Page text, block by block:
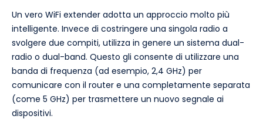
Un vero WiFi extender adotta un approccio molto più
intelligente. Invece di costringere una singola radio a
svolgere due compiti, utilizza in genere un sistema dual-
radio o dual-band. Questo gli consente di utilizzare una
banda di frequenza (ad esempio, 2,4 GHz) per
comunicare con il router e una completamente separata
(come 5 GHz) per trasmettere un nuovo segnale ai
dispositivi.